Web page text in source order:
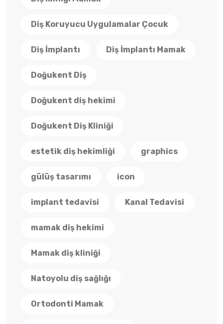
Diş Koruyucu Uygulamalar Çocuk
Diş İmplantı Diş İmplantı Mamak
Doğukent Diş
Doğukent diş hekimi
Doğukent Diş Kliniği
estetik diş hekimliği graphics
gülüş tasarımı icon
implant tedavisi Kanal Tedavisi
mamak diş hekimi
Mamak diş kliniği
Natoyolu diş sağlığı
Ortodonti Mamak